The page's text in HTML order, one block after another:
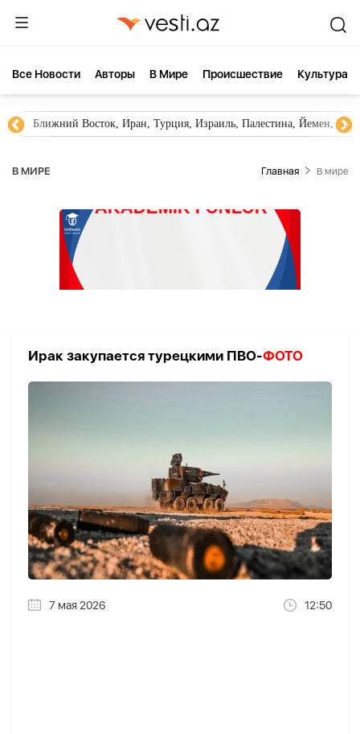
Все Новости Aвторы В Мире Происшествие Культура
Ближний Восток, Иран, Турция, Израиль, Палестина, Йемен,
В МИРЕ Главная В мире
Ирак закупается турецкими ПВО-ФОТО
7 мая 2026 12:50